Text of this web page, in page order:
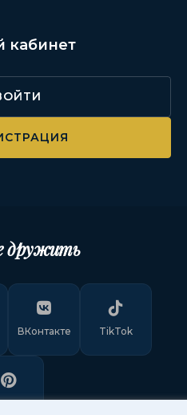
кабинет
дружить
ВКонтакте TikTok